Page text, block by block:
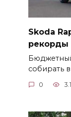
Skoda
рекорды
собирать
0